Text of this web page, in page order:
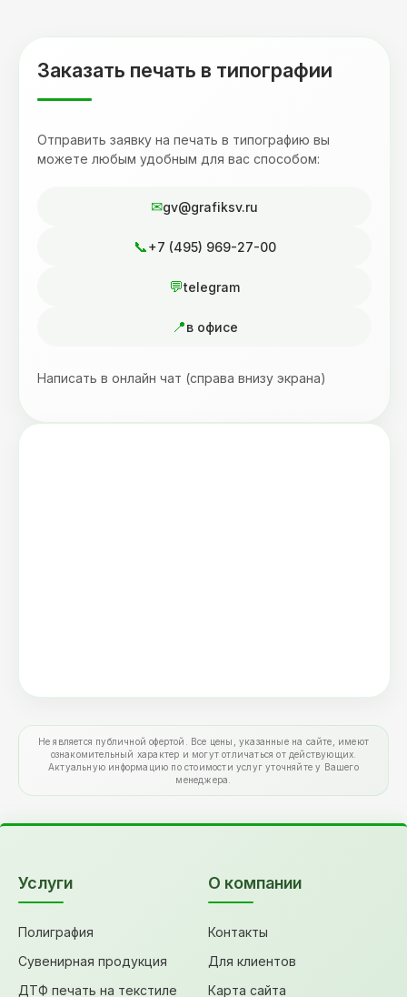
Заказать печать в типографии
Отправить заявку на печать в типографию вы
можете любым удобным для вас способом:
gv@grafiksv.ru
+7 (495) 969-27-00
telegram
в офисе
Написать в онлайн чат (справа внизу экрана)
Не является публичной офертой. Все цены, указанные на сайте, имеют
ознакомительный характер и могут отличаться от действующих.
Актуальную информацию по стоимости услуг уточняйте у Вашего
менеджера.
Услуги
Полиграфия
Сувенирная продукция
ДТФ печать на текстиле
О компании
Контакты
Для клиентов
Карта сайта